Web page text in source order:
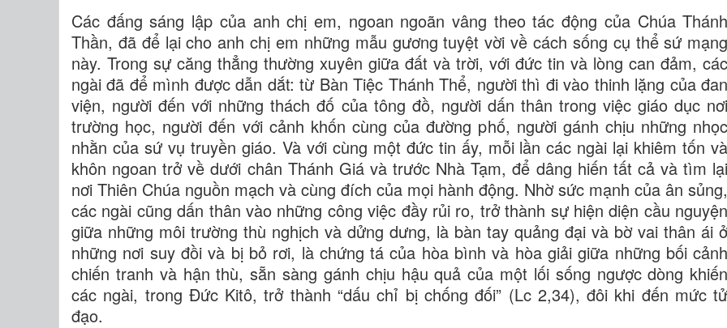
Các đấng sáng lập của anh chị em, ngoan ngoãn vâng theo tác động của Chúa Thánh
Thần, đã để lại cho anh chị em những mẫu gương tuyệt vời về cách sống cụ thể sứ mạng
này. Trong sự căng thẳng thường xuyên giữa đất và trời, với đức tin và lòng can đảm, các
ngài đã để mình được dẫn dắt: từ Bàn Tiệc Thánh Thể, người thì đi vào thinh lặng của đan
viện, người đến với những thách đố của tông đồ, người dấn thân trong việc giáo dục nơi
trường học, người đến với cảnh khốn cùng của đường phố, người gánh chịu những nhọc
nhằn của sứ vụ truyền giáo. Và với cùng một đức tin ấy, mỗi lần các ngài lại khiêm tốn và
khôn ngoan trở về dưới chân Thánh Giá và trước Nhà Tạm, để dâng hiến tất cả và tìm lại
nơi Thiên Chúa nguồn mạch và cùng đích của mọi hành động. Nhờ sức mạnh của ân sủng,
các ngài cũng dấn thân vào những công việc đầy rủi ro, trở thành sự hiện diện cầu nguyện
giữa những môi trường thù nghịch và dửng dưng, là bàn tay quảng đại và bờ vai thân ái ở
những nơi suy đồi và bị bỏ rơi, là chứng tá của hòa bình và hòa giải giữa những bối cảnh
chiến tranh và hận thù, sẵn sàng gánh chịu hậu quả của một lối sống ngược dòng khiến
các ngài, trong Đức Kitô, trở thành “dấu chỉ bị chống đối” (Lc 2,34), đôi khi đến mức tử
đạo.